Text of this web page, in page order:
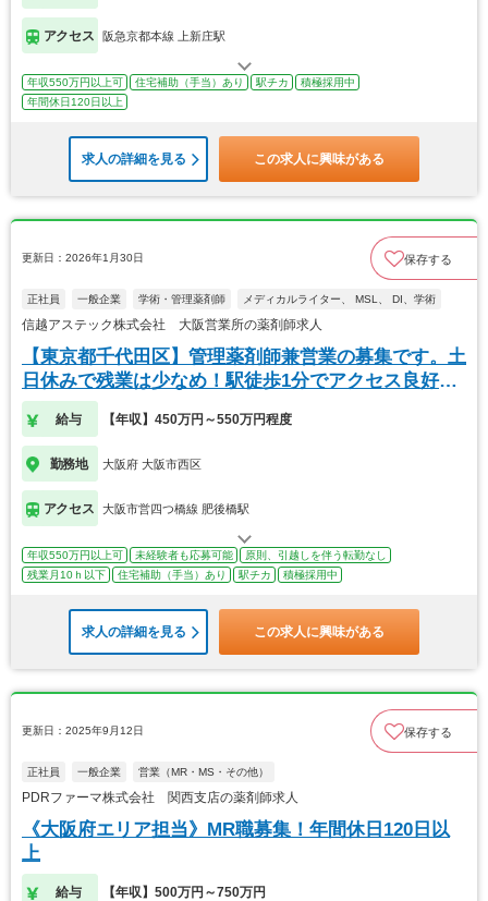
アクセス 阪急京都本線 上新庄駅
年収550万円以上可 住宅補助（手当）あり 駅チカ
積極採用中
年間休日120日以上
求人の詳細を見る この求人に興味がある
更新日：2026年1月30日 保存する
正社員 一般企業 学術・管理薬剤師 メディカルライター、 MSL、 DI、学術
信越アステック株式会社 大阪営業所の薬剤師求人
【東京都千代田区】管理薬剤師兼営業の募集です。土
日休みで残業は少なめ！駅徒歩1分でアクセス良好で
す♪
給与 【年収】450万円～550万円程度
勤務地 大阪府 大阪市西区
アクセス 大阪市営四つ橋線 肥後橋駅
年収550万円以上可 未経験者も応募可能
原則、引越しを伴う転勤なし
残業月10ｈ以下
住宅補助（手当）あり 駅チカ 積極採用中
求人の詳細を見る この求人に興味がある
更新日：2025年9月12日 保存する
正社員 一般企業 営業（MR・MS・その他）
PDRファーマ株式会社 関西支店の薬剤師求人
《大阪府エリア担当》MR職募集！年間休日120日以
上
給与 【年収】500万円～750万円